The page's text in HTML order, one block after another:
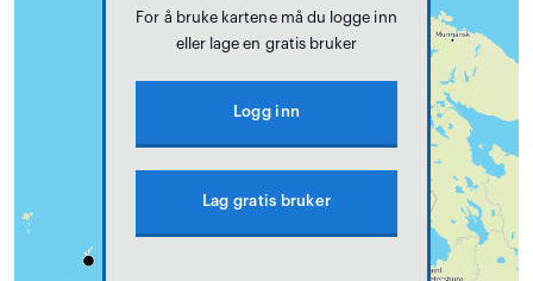
For å bruke kartene må du logge inn
eller lage en gratis bruker
Logg inn
Lag gratis bruker